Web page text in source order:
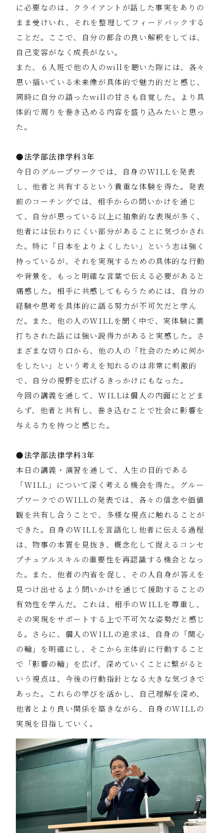
に必要なのは、クライアントが話した事実をありの
まま受けいれ、それを整理してフィードバックする
ことだ。ここで、自分の都合の良い解釈をしては、
自己変容がなく成長がない。
また、６人班で他の人のwillを聴いた際には、各々
思い描いている未来像が具体的で魅力的だと感じ、
同時に自分の語ったwillの甘さも自覚した。より具
体的で周りを巻き込める内容を盛り込みたいと思っ
た。
●法学部法律学科3年
今日のグループワークでは、自身のWILLを発表
し、他者と共有するという貴重な体験を得た。発表
前のコーチングでは、相手からの問いかけを通じ
て、自分が思っている以上に抽象的な表現が多く、
他者には伝わりにくい部分があることに気づかされ
た。特に「日本をよりよくしたい」という志は強く
持っているが、それを実現するための具体的な行動
や背景を、もっと明確な言葉で伝える必要があると
痛感した。相手に共感してもらうためには、自分の
経験や思考を具体的に語る努力が不可欠だと学ん
だ。また、他の人のWILLを聞く中で、実体験に裏
打ちされた話には強い説得力があると実感した。さ
まざまな切り口から、他の人の「社会のために何か
をしたい」という考えを知れるのは非常に刺激的
で、自分の視野を広げるきっかけにもなった。
今回の講義を通して、WILLは個人の内面にとどま
らず、他者と共有し、巻き込むことで社会に影響を
与える力を持つと感じた。
●法学部法律学科3年
本日の講義・演習を通して、人生の目的である
「WILL」について深く考える機会を得た。グルー
プワークでのWILLの発表では、各々の信念や価値
観を共有し合うことで、多様な視点に触れることが
できた。自身のWILLを言語化し他者に伝える過程
は、物事の本質を見抜き、概念化して捉えるコンセ
プチュアルスキルの重要性を再認識する機会となっ
た。また、他者の内省を促し、その人自身が答えを
見つけ出せるよう問いかけを通じて援助することの
有効性を学んだ。これは、相手のWILLを尊重し、
その実現をサポートする上で不可欠な姿勢だと感じ
る。さらに、個人のWILLの追求は、自身の「関心
の輪」を明確にし、そこから主体的に行動すること
で「影響の輪」を広げ、深めていくことに繋がると
いう視点は、今後の行動指針となる大きな気づきで
あった。これらの学びを活かし、自己理解を深め、
他者とより良い関係を築きながら、自身のWILLの
実現を目指していく。